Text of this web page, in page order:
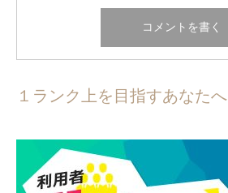
１ランク上を目指すあなたへ